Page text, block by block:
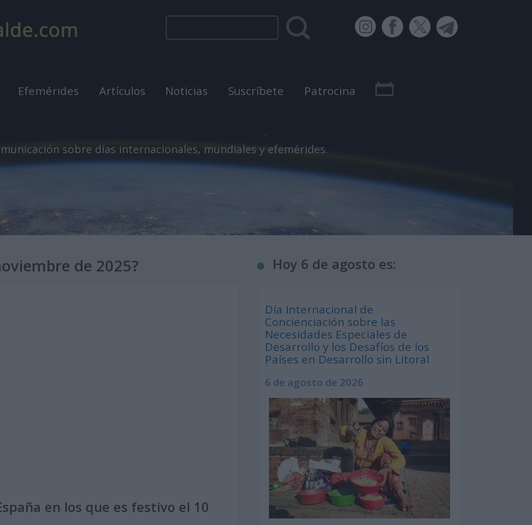
Efemérides Artículos Noticias Suscríbete Patrocina
sobre días internacionales, mundiales y efemérides.
de 2025?
en los que es festivo el 10
Hoy 6 de agosto es:
Día Internacional de
Concienciación sobre las
Necesidades Especiales de
Desarrollo y los Desafíos de los
Países en Desarrollo sin Litoral
6 de agosto de 2026